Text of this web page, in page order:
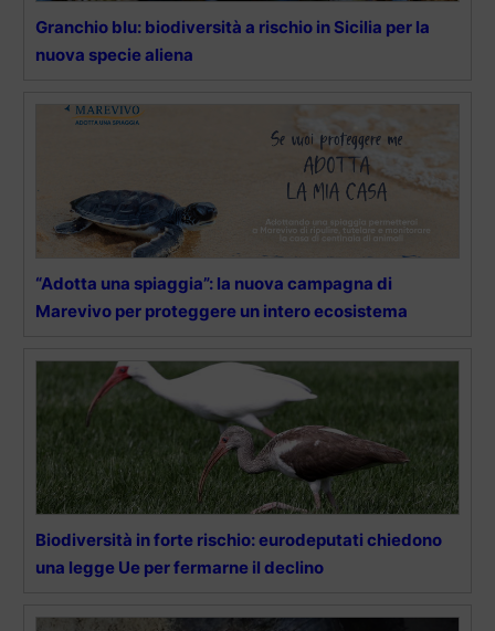
Granchio blu: biodiversità a rischio in Sicilia per la
nuova specie aliena
“Adotta una spiaggia”: la nuova campagna di
Marevivo per proteggere un intero ecosistema
Biodiversità in forte rischio: eurodeputati chiedono
una legge Ue per fermarne il declino